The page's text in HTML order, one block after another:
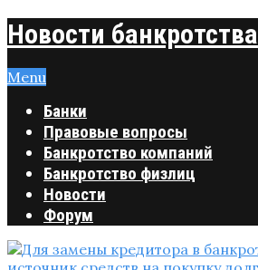
Новости банкротства
Menu
Банки
Правовые вопросы
Банкротство компаний
Банкротство физлиц
Новости
Форум